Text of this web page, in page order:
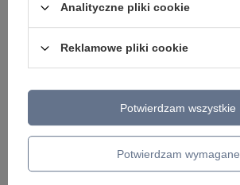
Twój email
Analityczne pliki cookie
Reklamowe pliki cookie
Potwierdzam wymagane
Potwierdzam wszystkie